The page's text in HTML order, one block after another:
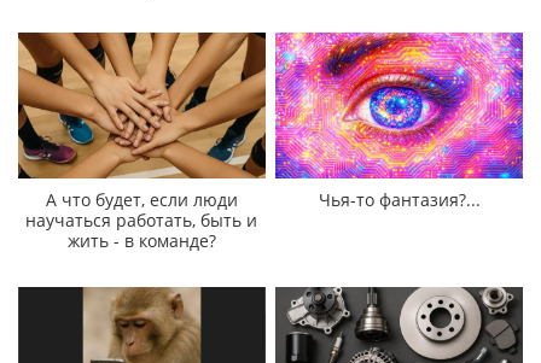
А что будет, если люди
научаться работать, быть и
жить - в команде?
Чья-то фантазия?...